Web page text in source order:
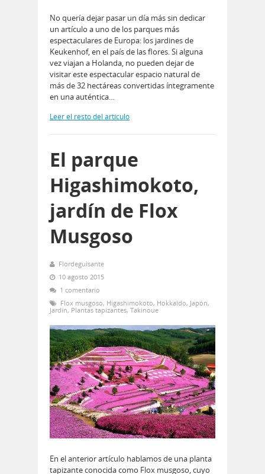
No quería dejar pasar un día más sin dedicar
un artículo a uno de los parques más
espectaculares de Europa: los jardines de
Keukenhof, en el país de las flores. Si alguna
vez viajan a Holanda, no pueden dejar de
visitar este espectacular espacio natural de
más de 32 hectáreas convertidas íntegramente
en una auténtica…
Leer el resto del artículo
El parque
Higashimokoto,
jardín de Flox
Musgoso
Flordeguisante
10 agosto 2015
1 comentario
Flox musgoso, Higashimokoto, Hokkaido, Japón,
Jardín, Plantas tapizantes, Takinoue
En el anterior artículo hablamos de una planta
tapizante conocida como Flox musgoso, cuyo